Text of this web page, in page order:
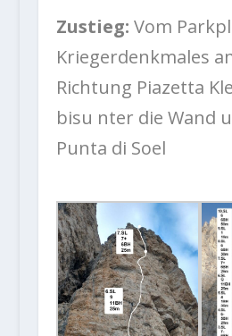
Zustieg: Vom
Kriegerdenkmales
Richtung Piazetta
bisu nter die Wand
Punta di Soel